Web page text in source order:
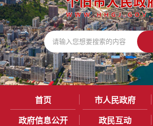
首页 市人民政府
政府信息公开 政民互动